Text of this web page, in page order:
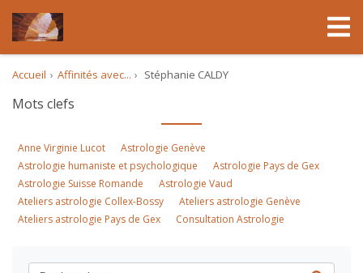
Accueil Affinités avec... Stéphanie CALDY
Mots clefs
Anne Virginie Lucot
Astrologie Genève
Astrologie humaniste et psychologique
Astrologie Pays de Gex
Astrologie Suisse Romande
Astrologie Vaud
Ateliers astrologie Collex-Bossy
Ateliers astrologie Genève
Ateliers astrologie Pays de Gex
Consultation Astrologie